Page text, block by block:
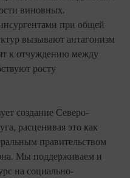
виновных.
при общей
вызывают антагонизм
к отчуждению между
росту
создание Северо-
расценивая это как
правительством
Мы поддерживаем и
на социально-